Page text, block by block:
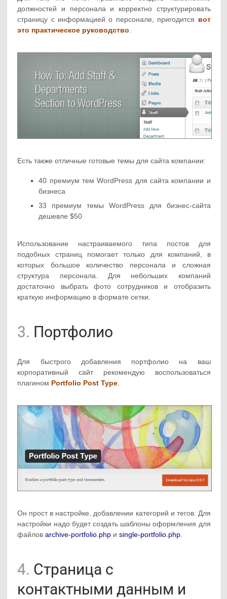
должностей и персонала и корректно структурировать
страницу с информацией о персонале, пригодится вот
это практическое руководство
Есть также отличные готовые темы для сайта компании:
40 премиум тем WordPress для сайта компании и
бизнеса
33 премиум темы WordPress для бизнес-сайта
дешевле $50
Использование настраиваемого типа постов для
подобных страниц помогает только для компаний, в
которых большое количество персонала и сложная
структура персонала. Для небольших компаний
достаточно выбрать фото сотрудников и отобразить
краткую информацию в формате сетки.
3. Портфолио
Для быстрого добавления портфолио на ваш
корпоративный сайт рекомендую воспользоваться
плагином Portfolio Post Type
Он прост в настройке, добавлении категорий и тегов. Для
настройки надо будет создать шаблоны оформления для
файловarchive-portfolio.php иsingle-portfolio.php
4. Страница с
контактными данным и